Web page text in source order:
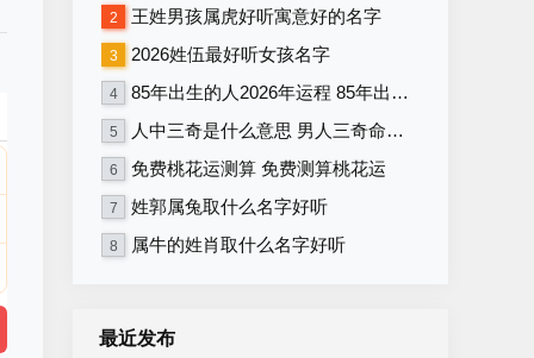
2 王姓男孩属虎好听寓意好的名字
3 2026姓伍最好听女孩名字
4 85年出生的人2026年运程 85年出生者2026年运势如何
5 人中三奇是什么意思 男人三奇命好不好
6 免费桃花运测算 免费测算桃花运
7 姓郭属兔取什么名字好听
8 属牛的姓肖取什么名字好听
最近发布